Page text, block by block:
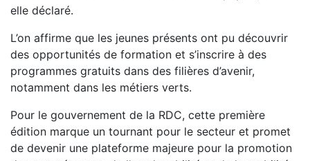
elle déclaré.
L’on affirme que les jeunes présents ont pu découvrir
des opportunités de formation et s’inscrire à des
programmes gratuits dans des filières d’avenir,
notamment dans les métiers verts.
Pour le gouvernement de la RDC, cette première
édition marque un tournant pour le secteur et promet
de devenir une plateforme majeure pour la promotion